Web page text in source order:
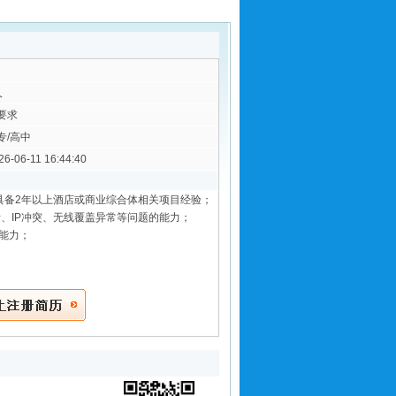
求
/高中
06-11 16:44:40
2年以上酒店或商业综合体相关项目经验；
IP冲突、无线覆盖异常等问题的能力；
力；